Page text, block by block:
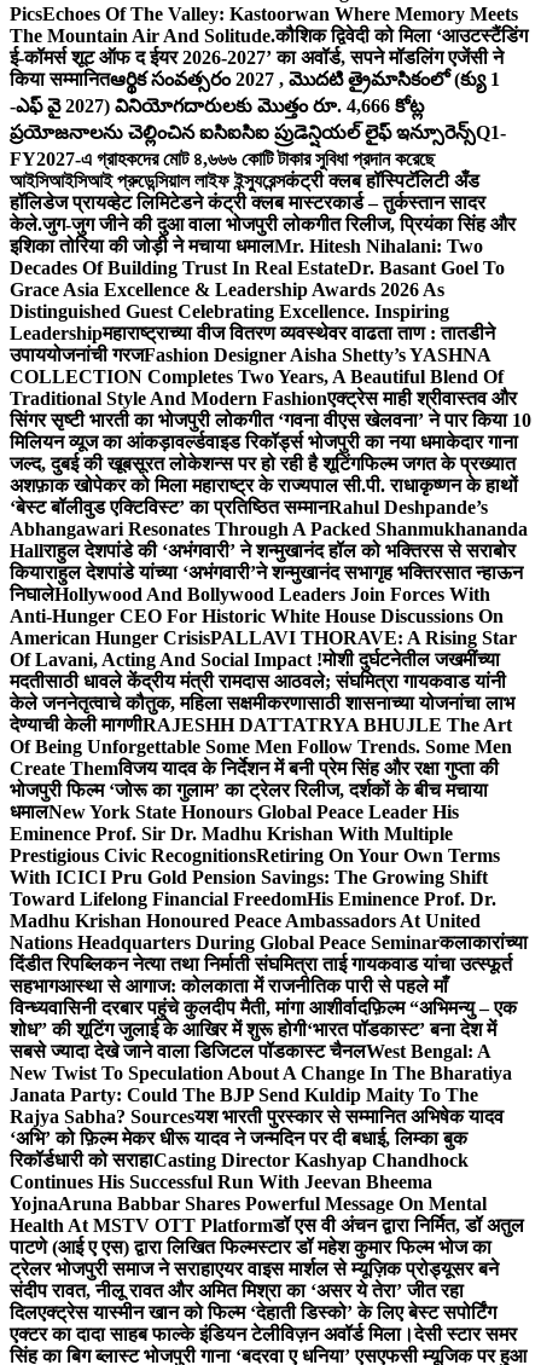
PicsEchoes Of The Valley: Kastoorwan Where Memory Meets
The Mountain Air And Solitude.कौशिक द्विवेदी को मिला ‘आउटस्टैंडिंग
ई-कॉमर्स शूट ऑफ द ईयर 2026-2027’ का अवॉर्ड, सपने मॉडलिंग एजेंसी ने
किया सम्मानितఆర్థిక సంవత్సరం 2027 , మొదటి త్రైమాసికంలో (క్యు 1
-ఎఫ్ వై 2027) వినియోగదారులకు మొత్తం రూ. 4,666 కోట్ల
ప్రయోజనాలను చెల్లించిన ఐసిఐసిఐ ప్రుడెన్షియల్ లైఫ్ ఇన్సూరెన్స్Q1-
FY2027-এ গ্রাহকদের মোট ৪,৬৬৬ কোটি টাকার সুবিধা প্রদান করেছে
আইসিআইসিআই প্রুডেন্সিয়াল লাইফ ইন্স্যুরেন্সकंट्री क्लब हॉस्पिटॅलिटी अँड
हॉलिडेज प्रायव्हेट लिमिटेडने कंट्री क्लब मास्टरकार्ड – तुर्कस्तान सादर
केले.जुग-जुग जीने की दुआ वाला भोजपुरी लोकगीत रिलीज, प्रियंका सिंह और
इशिका तोरिया की जोड़ी ने मचाया धमालMr. Hitesh Nihalani: Two
Decades Of Building Trust In Real EstateDr. Basant Goel To
Grace Asia Excellence & Leadership Awards 2026 As
Distinguished Guest Celebrating Excellence. Inspiring
Leadershipमहाराष्ट्राच्या वीज वितरण व्यवस्थेवर वाढता ताण : तातडीने
उपाययोजनांची गरजFashion Designer Aisha Shetty’s YASHNA
COLLECTION Completes Two Years, A Beautiful Blend Of
Traditional Style And Modern Fashionएक्ट्रेस माही श्रीवास्तव और
सिंगर सृष्टी भारती का भोजपुरी लोकगीत ‘गवना वीएस खेलवना’ ने पार किया 10
मिलियन व्यूज का आंकड़ावर्ल्डवाइड रिकॉर्ड्स भोजपुरी का नया धमाकेदार गाना
जल्द, दुबई की खूबसूरत लोकेशन्स पर हो रही है शूटिंगफिल्म जगत के प्रख्यात
अशफ़ाक खोपेकर को मिला महाराष्ट्र के राज्यपाल सी.पी. राधाकृष्णन के हाथों
‘बेस्ट बॉलीवुड एक्टिविस्ट’ का प्रतिष्ठित सम्मानRahul Deshpande’s
Abhangawari Resonates Through A Packed Shanmukhananda
Hallराहुल देशपांडे की ‘अभंगवारी’ ने शन्मुखानंद हॉल को भक्तिरस से सराबोर
कियाराहुल देशपांडे यांच्या ‘अभंगवारी’ने शन्मुखानंद सभागृह भक्तिरसात न्हाऊन
निघालेHollywood And Bollywood Leaders Join Forces With
Anti-Hunger CEO For Historic White House Discussions On
American Hunger CrisisPALLAVI THORAVE: A Rising Star
Of Lavani, Acting And Social Impact !मोशी दुर्घटनेतील जखमींच्या
मदतीसाठी धावले केंद्रीय मंत्री रामदास आठवले; संघमित्रा गायकवाड यांनी
केले जननेतृत्वाचे कौतुक, महिला सक्षमीकरणासाठी शासनाच्या योजनांचा लाभ
देण्याची केली मागणीRAJESHH DATTATRYA BHUJLE The Art
Of Being Unforgettable Some Men Follow Trends. Some Men
Create Themविजय यादव के निर्देशन में बनी प्रेम सिंह और रक्षा गुप्ता की
भोजपुरी फिल्म ‘जोरू का गुलाम’ का ट्रेलर रिलीज, दर्शकों के बीच मचाया
धमालNew York State Honours Global Peace Leader His
Eminence Prof. Sir Dr. Madhu Krishan With Multiple
Prestigious Civic RecognitionsRetiring On Your Own Terms
With ICICI Pru Gold Pension Savings: The Growing Shift
Toward Lifelong Financial FreedomHis Eminence Prof. Dr.
Madhu Krishan Honoured Peace Ambassadors At United
Nations Headquarters During Global Peace Seminarकलाकारांच्या
दिंडीत रिपब्लिकन नेत्या तथा निर्माती संघमित्रा ताई गायकवाड यांचा उत्स्फूर्त
सहभागआस्था से आगाज: कोलकाता में राजनीतिक पारी से पहले माँ
विन्ध्यवासिनी दरबार पहुंचे कुलदीप मैती, मांगा आशीर्वादफ़िल्म “अभिमन्यु – एक
शोध” की शूटिंग जुलाई के आखिर में शुरू होगी‘भारत पॉडकास्ट’ बना देश में
सबसे ज्यादा देखे जाने वाला डिजिटल पॉडकास्ट चैनलWest Bengal: A
New Twist To Speculation About A Change In The Bharatiya
Janata Party: Could The BJP Send Kuldip Maity To The
Rajya Sabha? Sourcesयश भारती पुरस्कार से सम्मानित अभिषेक यादव
‘अभि’ को फ़िल्म मेकर धीरू यादव ने जन्मदिन पर दी बधाई, लिम्का बुक
रिकॉर्डधारी को सराहाCasting Director Kashyap Chandhock
Continues His Successful Run With Jeevan Bheema
YojnaAruna Babbar Shares Powerful Message On Mental
Health At MSTV OTT Platformडॉ एस वी अंचन द्वारा निर्मित, डॉ अतुल
पाटणे (आई ए एस) द्वारा लिखित फिल्मस्टार डॉ महेश कुमार फिल्म भोज का
ट्रेलर भोजपुरी समाज ने सराहाएयर वाइस मार्शल से म्यूज़िक प्रोड्यूसर बने
संदीप रावत, नीलू रावत और अमित मिश्रा का ‘असर ये तेरा’ जीत रहा
दिलएक्ट्रेस यास्मीन खान को फिल्म ‘देहाती डिस्को’ के लिए बेस्ट सपोर्टिंग
एक्टर का दादा साहब फाल्के इंडियन टेलीविज़न अवॉर्ड मिला।देसी स्टार समर
सिंह का बिग ब्लास्ट भोजपुरी गाना ‘बदरवा ए धनिया’ एसएफसी म्यूजिक पर हुआ